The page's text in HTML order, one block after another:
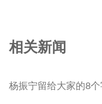
相关新闻
杨振宁留给大家的8